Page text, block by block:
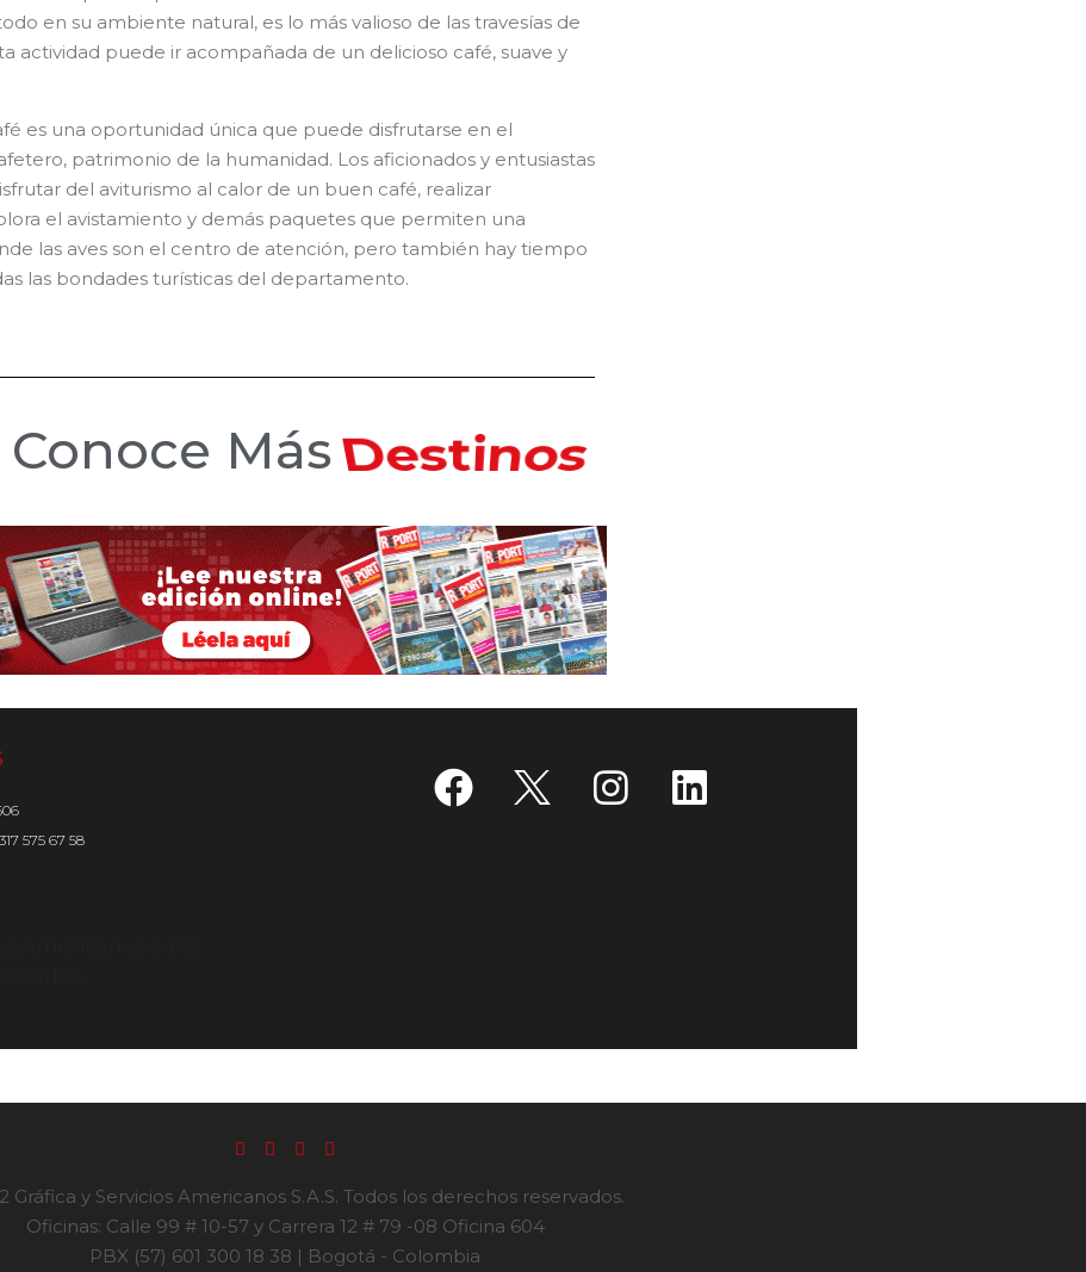
en su ambiente natural, es lo más valioso de las travesías de
actividad puede ir acompañada de un delicioso café, suave y
es una oportunidad única que puede disfrutarse en el
patrimonio de la humanidad. Los aficionados y entusiastas
del aviturismo al calor de un buen café, realizar
el avistamiento y demás paquetes que permiten una
las aves son el centro de atención, pero también hay tiempo
las bondades turísticas del departamento.
Conoce MásHoteles
575 67 58
Gráfica y Servicios Americanos S.A.S. Todos los derechos reservados.
Oficinas: Calle 99 # 10-57 y Carrera 12 # 79 -08 Oficina 604
PBX (57) 601 300 18 38 | Bogotá - Colombia